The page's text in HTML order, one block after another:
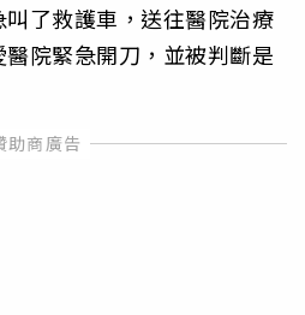
了救護車，送往醫院治療
院緊急開刀，並被判斷是